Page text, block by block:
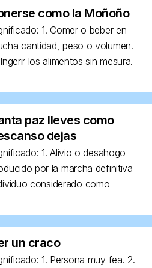
como la Moñoño
1. Comer o beber en
cantidad, peso o volumen.
los alimentos sin mesura.
paz lleves como
dejas
1. Alivio o desahogo
por la marcha definitiva
considerado como
un craco
1. Persona muy fea. 2.